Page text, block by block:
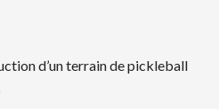
d’un terrain de pickleball